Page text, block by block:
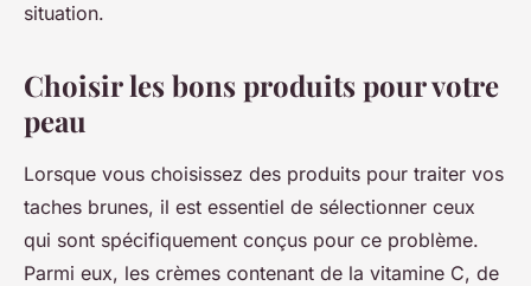
situation.
Choisir les bons produits pour votre
peau
Lorsque vous choisissez des produits pour traiter vos
taches brunes, il est essentiel de sélectionner ceux
qui sont spécifiquement conçus pour ce problème.
Parmi eux, les crèmes contenant de la vitamine C, de